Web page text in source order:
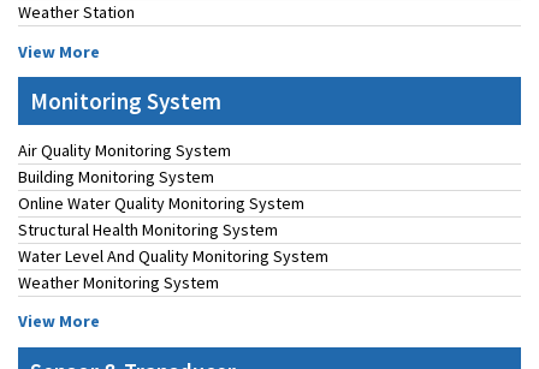
Weather Station
View More
Monitoring System
Air Quality Monitoring System
Building Monitoring System
Online Water Quality Monitoring System
Structural Health Monitoring System
Water Level And Quality Monitoring System
Weather Monitoring System
View More